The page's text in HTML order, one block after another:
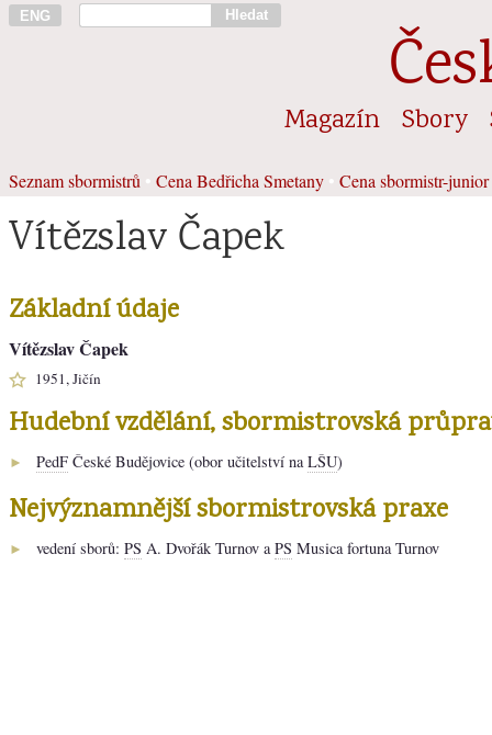
ENG Hledat
Magazín Sbory
Seznam sbormistrů Cena Bedřicha Smetany Cena sbormistr-junior
Vítězslav Čapek
Základní údaje
Vítězslav Čapek
1951, Jičín
Hudební vzdělání, sbormistrovská
► PedF České Budějovice (obor učitelství na LŠU)
Nejvýznamnější sbormistrovská praxe
► vedení sborů: PS A. Dvořák Turnov a PS Musica fortuna Turnov